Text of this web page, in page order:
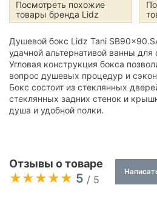
Посмотреть похожие
товары бренда Lidz
Душевой бокс Lidz Tani
удачной альтернативой ванны для
Угловая конструкция бокса
вопрос душевых процедур и
Бокс состоит из стеклянных
стеклянных задних стенок и
душа и удобной полки.
Отзывы о товаре
5 / 5